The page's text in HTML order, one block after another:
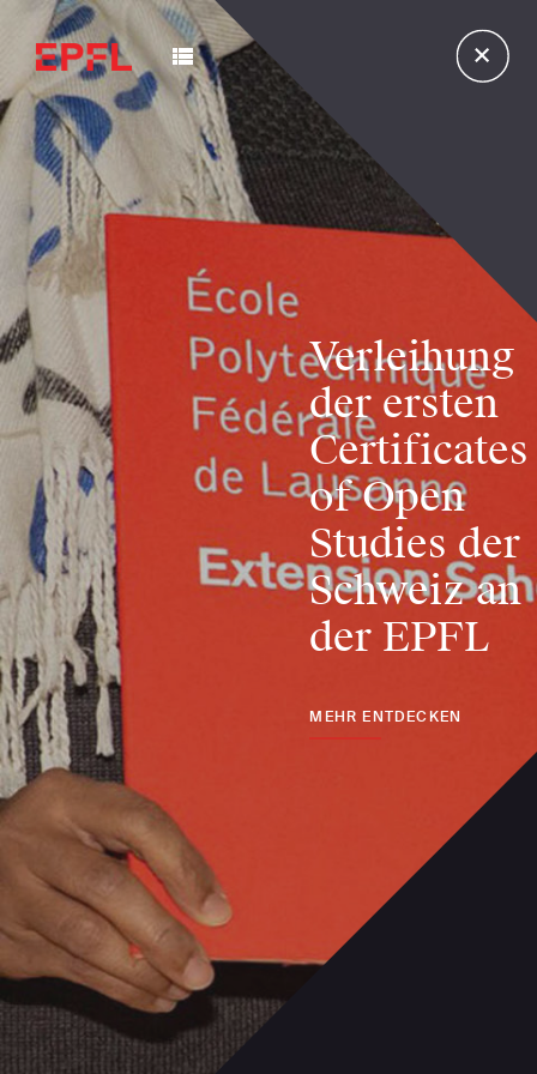
Verleihung
der ersten
Certificates
of Open
Studies der
Schweiz an
der EPFL
MEHR ENTDECKEN